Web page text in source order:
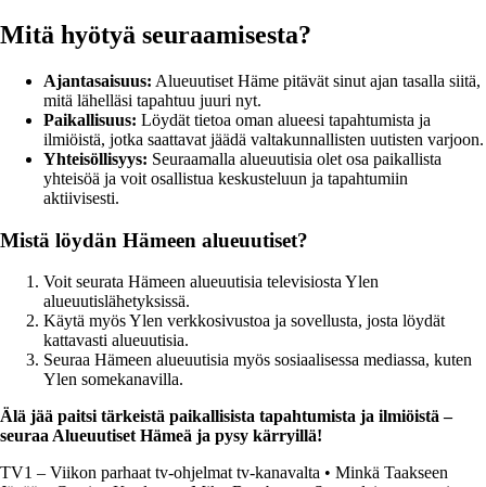
Mitä hyötyä seuraamisesta?
Ajantasaisuus: Alueuutiset Häme pitävät sinut ajan tasalla siitä,
mitä lähelläsi tapahtuu juuri nyt.
Paikallisuus: Löydät tietoa oman alueesi tapahtumista ja
ilmiöistä, jotka saattavat jäädä valtakunnallisten uutisten varjoon.
Yhteisöllisyys: Seuraamalla alueuutisia olet osa paikallista
yhteisöä ja voit osallistua keskusteluun ja tapahtumiin
aktiivisesti.
Mistä löydän Hämeen alueuutiset?
Voit seurata Hämeen alueuutisia televisiosta Ylen
alueuutislähetyksissä.
Käytä myös Ylen verkkosivustoa ja sovellusta, josta löydät
kattavasti alueuutisia.
Seuraa Hämeen alueuutisia myös sosiaalisessa mediassa, kuten
Ylen somekanavilla.
Älä jää paitsi tärkeistä paikallisista tapahtumista ja ilmiöistä –
seuraa Alueuutiset Hämeä ja pysy kärryillä!
TV1 – Viikon parhaat tv-ohjelmat tv-kanavalta • Minkä Taakseen